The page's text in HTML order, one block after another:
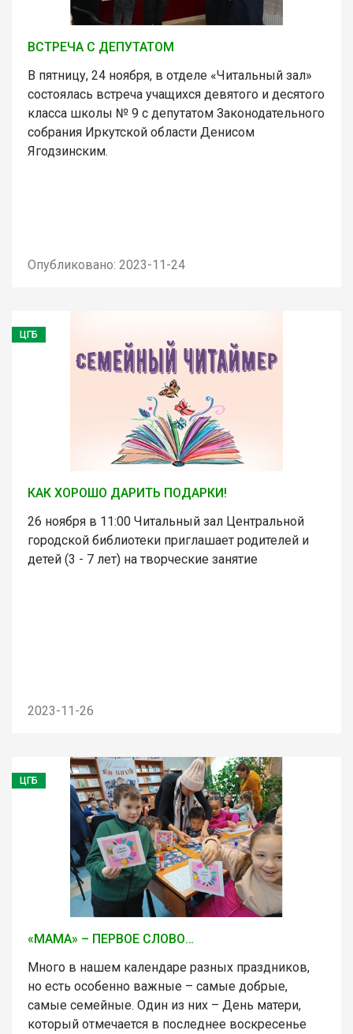
ВСТРЕЧА С ДЕПУТАТОМ
В пятницу, 24 ноября, в отделе «Читальный зал»
состоялась встреча учащихся девятого и десятого
класса школы № 9 с депутатом Законодательного
собрания Иркутской области Денисом
Ягодзинским.
Опубликовано: 2023-11-24
ЦГБ
КАК ХОРОШО ДАРИТЬ ПОДАРКИ!
26 ноября в 11:00 Читальный зал Центральной
городской библиотеки приглашает родителей и
детей (3 - 7 лет) на творческие занятие
2023-11-26
ЦГБ
«МАМА» – ПЕРВОЕ СЛОВО…
Много в нашем календаре разных праздников,
но есть особенно важные – самые добрые,
самые семейные. Один из них – День матери,
который отмечается в последнее воскресенье